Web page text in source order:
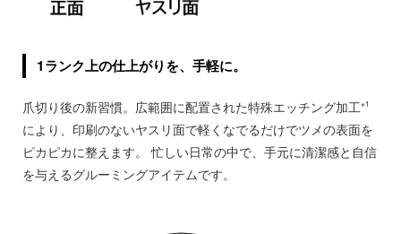
1ランク上の仕上がりを、手軽に。
爪切り後の新習慣。広範囲に配置された特殊エッチング加工※1
により、印刷のないヤスリ面で軽くなでるだけでツメの表面を
ピカピカに整えます。 忙しい日常の中で、手元に清潔感と自信
を与えるグルーミングアイテムです。